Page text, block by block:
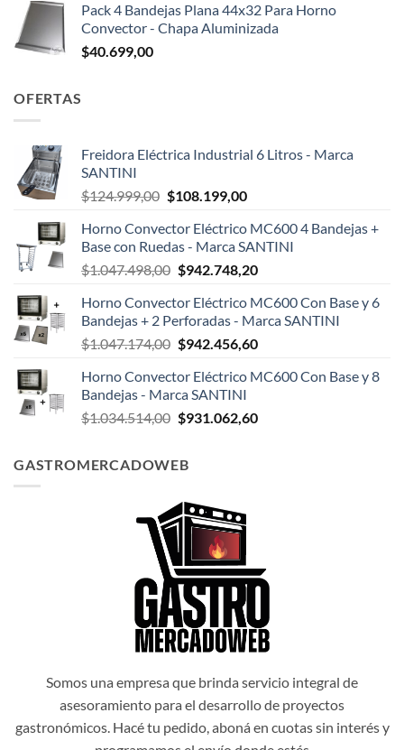
Pack 4 Bandejas Plana 44x32 Para Horno
Convector - Chapa Aluminizada
$40.699,00
OFERTAS
Freidora Eléctrica Industrial 6 Litros - Marca
SANTINI
$124.999,00 El
original
era:
$124.999,00.
$108.199,00El
actual
es:
$108.199,00.
Horno Convector Eléctrico MC600 4 Bandejas +
Base con Ruedas - Marca SANTINI
$1.047.498,00 El
original
era:
$1.047.498,00.
$942.748,20El
actual
es:
$942.748,20.
Horno Convector Eléctrico MC600 Con Base y 6
Bandejas + 2 Perforadas - Marca SANTINI
$1.047.174,00 El
original
era:
$1.047.174,00.
$942.456,60El
actual
$942.456,60.
Horno Convector Eléctrico MC600 Con Base y 8
Bandejas - Marca SANTINI
$1.034.514,00 El
era:
$931.062,60El
GASTROMERCADOWEB
Somos una empresa que brinda servicio integral de
asesoramiento para el desarrollo de proyectos
gastronómicos. Hacé tu pedido, aboná en cuotas sin interés y